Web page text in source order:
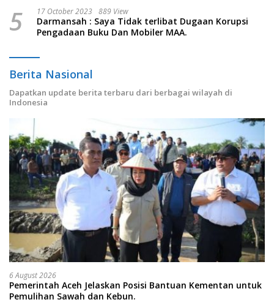
5 17 October 2023 889 View
Darmansah : Saya Tidak terlibat Dugaan Korupsi
Pengadaan Buku Dan Mobiler MAA.
Berita Nasional
Dapatkan update berita terbaru dari berbagai wilayah di
Indonesia
6 August 2026
Pemerintah Aceh Jelaskan Posisi Bantuan Kementan untuk
Pemulihan Sawah dan Kebun.